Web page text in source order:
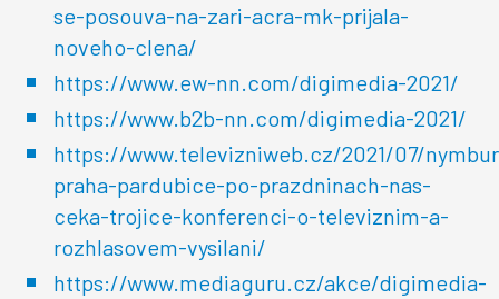
se-posouva-na-zari-acra-mk-prijala-
noveho-clena/
https://www.ew-nn.com/digimedia-2021/
https://www.b2b-nn.com/digimedia-2021/
https://www.televizniweb.cz/2021/07/
praha-pardubice-po-prazdninach-nas-
ceka-trojice-konferenci-o-televiznim-a-
rozhlasovem-vysilani/
https://www.mediaguru.cz/akce/digimedia-